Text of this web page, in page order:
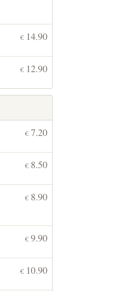
€ 14.90
€ 12.90
€ 7.20
€ 8.50
€ 8.90
€ 9.90
€ 10.90